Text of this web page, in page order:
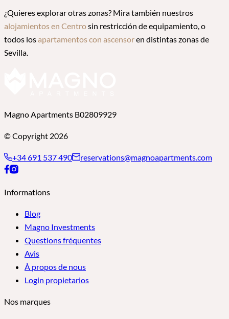
¿Quieres explorar otras zonas? Mira también nuestros
alojamientos en Centrosin restricción de equipamiento, o
todos losapartamentos con ascensoren distintas zonas de
Sevilla.
Magno Apartments B02809929
© Copyright 2026
+34 691 537 490 reservations@magnoapartments.com
Informations
Blog
Magno Investments
Questions fréquentes
Avis
À propos de nous
Login propietarios
Nos marques